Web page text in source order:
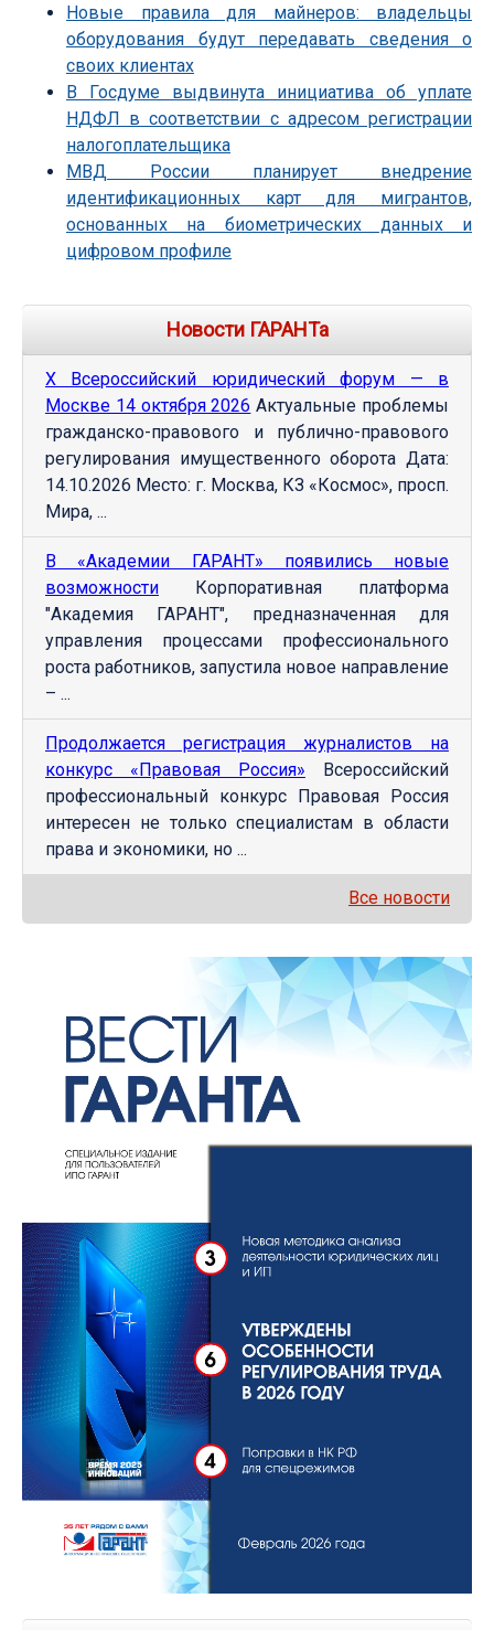
Новые правила для майнеров: владельцы
оборудования будут передавать сведения о
своих клиентах
В Госдуме выдвинута инициатива об уплате
НДФЛ в соответствии с адресом регистрации
налогоплательщика
МВД России планирует внедрение
идентификационных карт для мигрантов,
основанных на биометрических данных и
цифровом профиле
Новости ГАРАНТа
Х Всероссийский юридический форум — в
Москве 14 октября 2026 Актуальные проблемы
гражданско-правового и публично-правового
регулирования имущественного оборота Дата:
14.10.2026 Место: г. Москва, КЗ «Космос», просп.
Мира, ...
В «Академии ГАРАНТ» появились новые
возможности Корпоративная платформа
"Академия ГАРАНТ", предназначенная для
управления процессами профессионального
роста работников, запустила новое направление
– ...
Продолжается регистрация журналистов на
конкурс «Правовая Россия» Всероссийский
профессиональный конкурс Правовая Россия
интересен не только специалистам в области
права и экономики, но ...
Все новости